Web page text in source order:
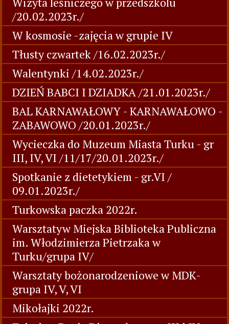
/20.02.2023r./
W kosmosie -zajęcia w grupie IV
Tłusty czwartek /16.02.2023r./
Walentynki /14.02.2023r./
DZIEŃ BABCI I DZIADKA /21.01.2023r./
BAL KARNAWAŁOWY - KARNAWAŁOWO -
ZABAWOWO /20.01.2023r./
Wycieczka do Muzeum Miasta Turku - gr
III, IV, VI /11/17/20.01.2023r./
Spotkanie z dietetykiem - gr.VI /
09.01.2023r./
Turkowska paczka 2022r.
Warsztatyw Miejska Biblioteka Publiczna
im. Włodzimierza Pietrzaka w
Turku/grupa IV/
Warsztaty bożonarodzeniowe w MDK-
grupa IV, V, VI
Mikołajki 2022r.